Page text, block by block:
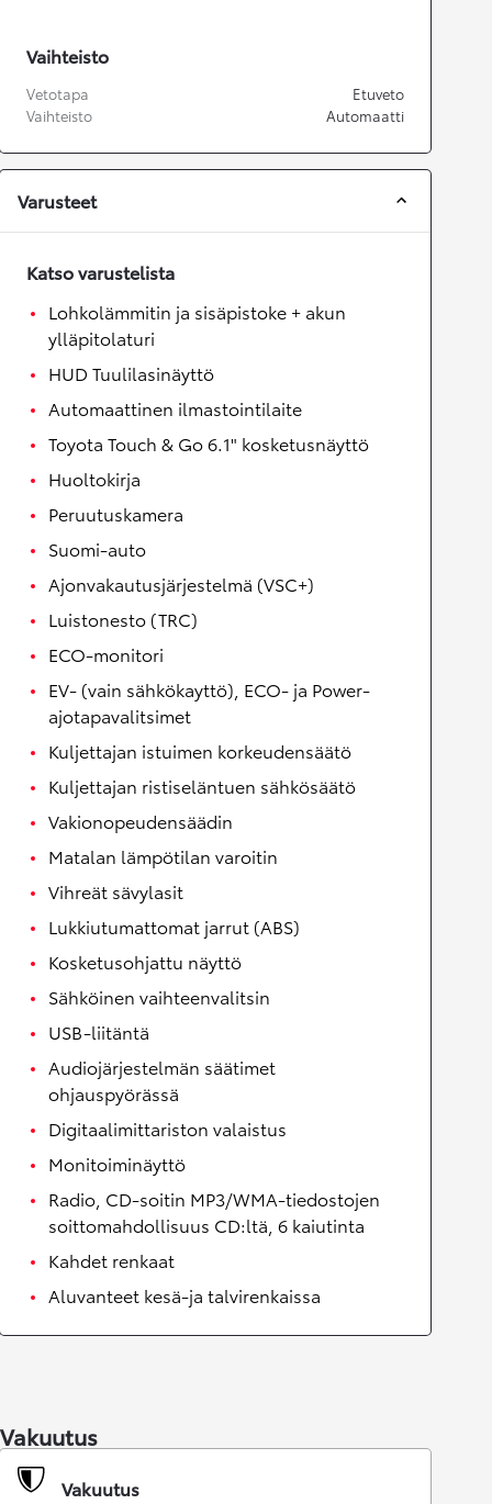
Vaihteisto
Vetotapa
Etuveto
Vaihteisto
Automaatti
Varusteet
Katso varustelista
Lohkolämmitin ja sisäpistoke + akun
ylläpitolaturi
HUD Tuulilasinäyttö
Automaattinen ilmastointilaite
Toyota Touch & Go 6.1" kosketusnäyttö
Huoltokirja
Peruutuskamera
Suomi-auto
Ajonvakautusjärjestelmä (VSC+)
Luistonesto (TRC)
ECO-monitori
EV- (vain sähkökayttö), ECO- ja Power-
ajotapavalitsimet
Kuljettajan istuimen korkeudensäätö
Kuljettajan ristiseläntuen sähkösäätö
Vakionopeudensäädin
Matalan lämpötilan varoitin
Vihreät sävylasit
Lukkiutumattomat jarrut (ABS)
Kosketusohjattu näyttö
Sähköinen vaihteenvalitsin
USB-liitäntä
Audiojärjestelmän säätimet
ohjauspyörässä
Digitaalimittariston valaistus
Monitoiminäyttö
Radio, CD-soitin MP3/WMA-tiedostojen
soittomahdollisuus CD:ltä, 6 kaiutinta
Kahdet renkaat
Aluvanteet kesä-ja talvirenkaissa
Vakuutus
Vakuutus